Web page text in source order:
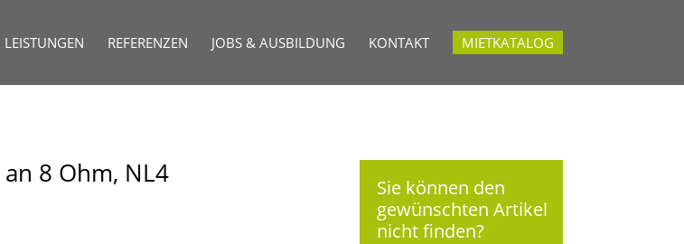
LEISTUNGEN REFERENZEN JOBS & AUSBILDUNG KONTAKT MIETKATALOG
8 Ohm, NL4
Sie können den
gewünschten Artikel
nicht finden?